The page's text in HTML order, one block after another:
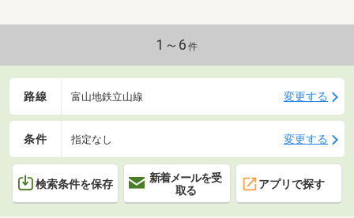
1～6 件
路線 富山地鉄立山線 変更する
条件 指定なし 変更する
検索条件を保存
新着メールを受
取る
アプリで探す